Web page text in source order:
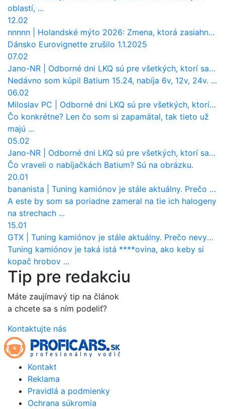
oblastí, ...
12.02
nnnnn
Holandské mýto 2026: Zmena, ktorá zasiahne slovenských dopravcov
Dánsko Eurovignette zrušilo 1.1.2025
07.02
Jano-NR
Odborné dni LKQ sú pre všetkých, ktorí sa chcú dozvedieť niečo viac
Nedávno som kúpil Batium 15.24, nabíja 6v, 12v, 24v. ...
06.02
Miloslav PC
Odborné dni LKQ sú pre všetkých, ktorí sa chcú dozvedieť niečo viac
Čo konkrétne? Len čo som si zapamätal, tak tieto už
majú ...
05.02
Jano-NR
Odborné dni LKQ sú pre všetkých, ktorí sa chcú dozvedieť niečo viac
Čo vraveli o nabíjačkách Batium? Sú na obrázku.
20.01
bananista
Tuning kamiónov je stále aktuálny. Prečo nevyhynul ako pri osobákoch?
A este by som sa poriadne zameral na tie ich halogeny
na strechach ...
15.01
GTX
Tuning kamiónov je stále aktuálny. Prečo nevyhynul ako pri osobákoch?
Tuning kamiónov je taká istá ****ovina, ako keby si
kopač hrobov ...
Tip pre redakciu
Máte zaujímavý tip na článok
a chcete sa s ním podeliť?
Kontaktujte nás
Kontakt
Reklama
Pravidlá a podmienky
Ochrana súkromia